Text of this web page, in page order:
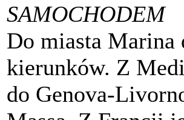
SAMOCHODEM
Do miasta Marina
kierunków. Z
do Genova-